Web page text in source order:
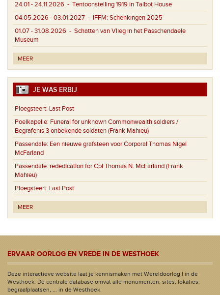
24.01 - 24.11.2026 - Tentoonstelling 1919 in Talbot House
04.05.2026 - 03.01.2027 - IFFM: Schenkingen 2025
01.07 - 31.08.2026 - Schatten van Vlieg in het Passchendaele
Museum
MEER
JE WAS ERBIJ
Ploegsteert: Last Post
Poelkapelle: Funeral for unknown Commonwealth soldiers /
Begrafenis 3 onbekende soldaten (Frank Mahieu)
Passendale: Een nieuwe grafsteen voor Corporal Thomas Nigel
McFarland
Passendale: rededication for Cpl Thomas N. McFarland (Frank
Mahieu)
Ploegsteert: Last Post
MEER
ERVAAR OORLOG EN VREDE IN DE WESTHOEK
Deze interactieve website laat je kennismaken met Wereldoorlog I in de
Westhoek. De centrale database omvat alle monumenten, sites, lokaties,
begraafplaatsen, ... in de Westhoek.